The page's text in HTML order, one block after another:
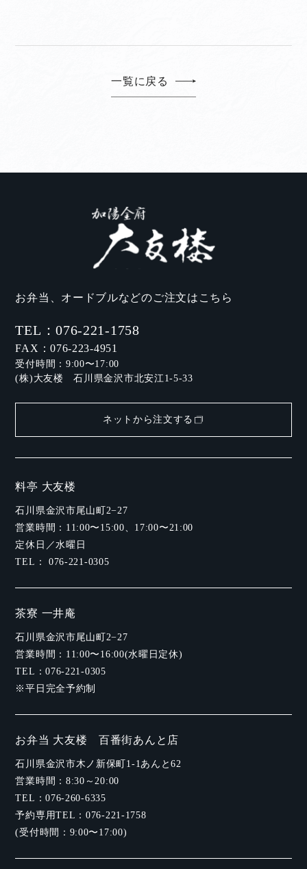
一覧に戻る
お弁当、オードブルなどのご注文はこちら
TEL：076-221-1758
FAX：076-223-4951
受付時間：9:00〜17:00
(株)大友楼 石川県金沢市北安江1-5-33
ネットから注文する
料亭 大友楼
石川県金沢市尾山町2−27
営業時間：11:00〜15:00、17:00〜21:00
定休日／水曜日
TEL： 076-221-0305
茶寮 一井庵
石川県金沢市尾山町2−27
営業時間：11:00〜16:00(水曜日定休)
TEL：076-221-0305
※平日完全予約制
お弁当 大友楼 百番街あんと店
石川県金沢市木ノ新保町1-1あんと62
営業時間：8:30～20:00
TEL：076-260-6335
予約専用TEL：076-221-1758
(受付時間：9:00〜17:00)